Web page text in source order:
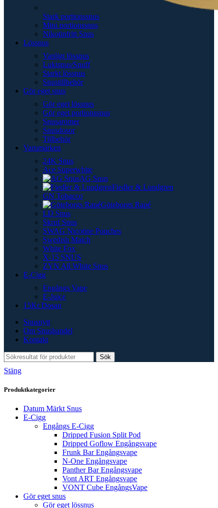
Stark portionssnus
Mini portionssnus
Nikotinfritt Snus
Lössnus
Vanligt lössnus
Luktsnus/Snuff
Starkt lössnus
Snustillbehör
Gör eget snus
Gör eget lössnus
Gör eget portionssnus
Snusaromer
Snusdosor
Tillbehör
Varumärken
24K Snus
Ace Superwhite
AG Snus
Fiedler & Lundgren
GN Tobacco
Göteborgs Rapé
LD Snus
Skruf Snus
SWAG Nicotine Pouches
Swedish Match
White Fox
X-15 SNUS
ZYN All White Snus
E-Cigg
Engångs Vape
E-Juice
15Kr Dosan
Snusnytt
Om Snushandel
Kontakt
Sök
Stäng
Produktkategorier
Datum Märkt Snus
E-Cigg
Engångs E-Cigg
Dripped Fusion Split Pod
Dripped Goflow Engångsvape
Frunk Bar Engångsvape
N-One Engångsvape
Panther Bar Engångsvape
Vont ART Engångsvape
VONT Cube EngångsVape
Gör eget snus
Gör eget lössnus